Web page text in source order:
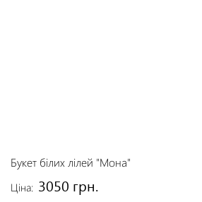
Букет білих лілей "Мона"
Ціна: 3050 грн.